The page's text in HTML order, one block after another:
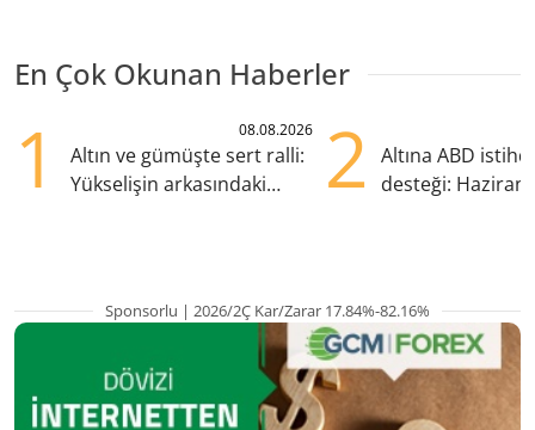
En Çok Okunan Haberler
1 08.08.2026
Altın ve gümüşte sert ralli:
Yükselişin arkasındaki
2
Altına ABD
desteği:
Sponsorlu | 2026/2Ç Kar/Zarar 17.84%-82.16%